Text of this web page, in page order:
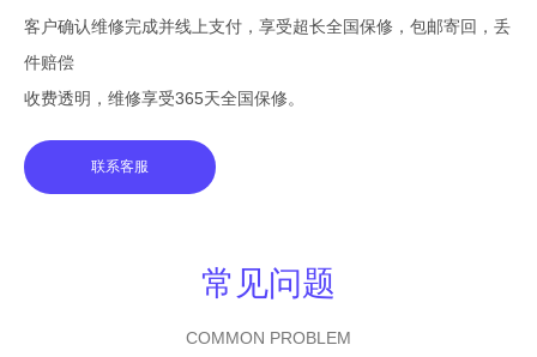
客户确认维修完成并线上支付，享受超长全国保修，包邮寄回，丢
件赔偿
收费透明，维修享受365天全国保修。
联系客服
常见问题
COMMON PROBLEM